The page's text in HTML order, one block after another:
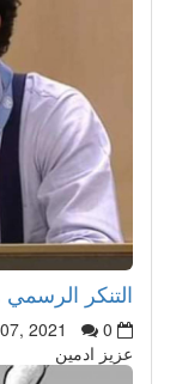
التنكر الرسمي
2021
0
عزيز ادمين